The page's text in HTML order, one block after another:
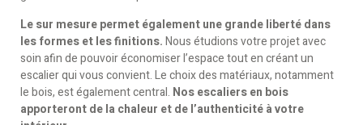
Le sur mesure permet également une grande liberté dans
les formes et les finitions.Nous étudions votre projet avec
soin afin de pouvoir économiser l’espace tout en créant un
escalier qui vous convient. Le choix des matériaux, notamment
le bois, est également central. Nos escaliers en bois
apporteront de la chaleur et de l’authenticité à votre